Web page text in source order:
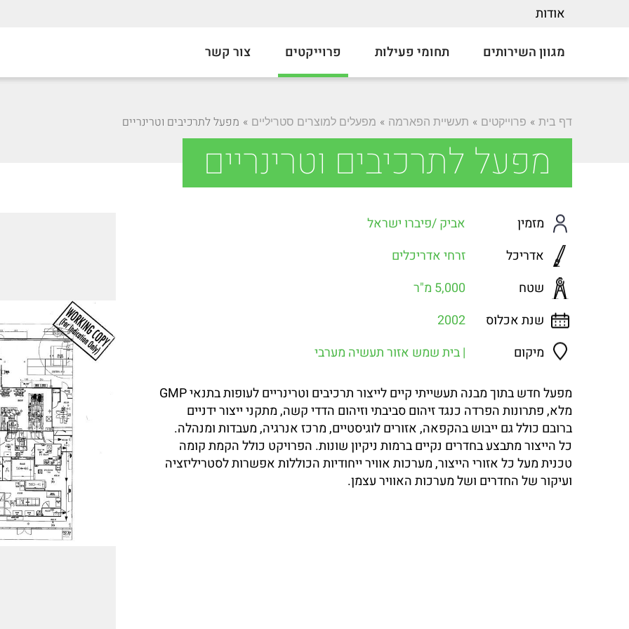
אודות
מגוון השירותים תחומי פעילות פרוייקטים צור קשר
דף בית » פרוייקטים » תעשיית הפארמה » מפעלים למוצרים סטריליים » מפעל לתרכיבים וטרינריים
מפעל לתרכיבים וטרינריים
מזמין
אביק /פיברו ישראל
אדריכל
זרחי אדריכלים
שטח
5,000 מ"ר
שנת אכלוס
2002
מיקום
| בית שמש אזור תעשיה מערבי
מפעל חדש בתוך מבנה תעשייתי קיים לייצור תרכיבים וטרינריים לעופות בתנאי GMP
מלא, פתרונות הפרדה כנגד זיהום סביבתי וזיהום הדדי קשה, מתקני ייצור ידניים
ברובם כולל גם ייבוש בהקפאה, אזורים לוגיסטיים, מרכז אנרגיה, מעבדות ומנהלה.
כל הייצור מתבצע בחדרים נקיים ברמות ניקיון שונות. הפרויקט כולל הקמת קומה
טכנית מעל כל אזורי הייצור, מערכות אוויר ייחודיות הכוללות אפשרות לסטריליזציה
ועיקור של החדרים ושל מערכות האוויר עצמן.